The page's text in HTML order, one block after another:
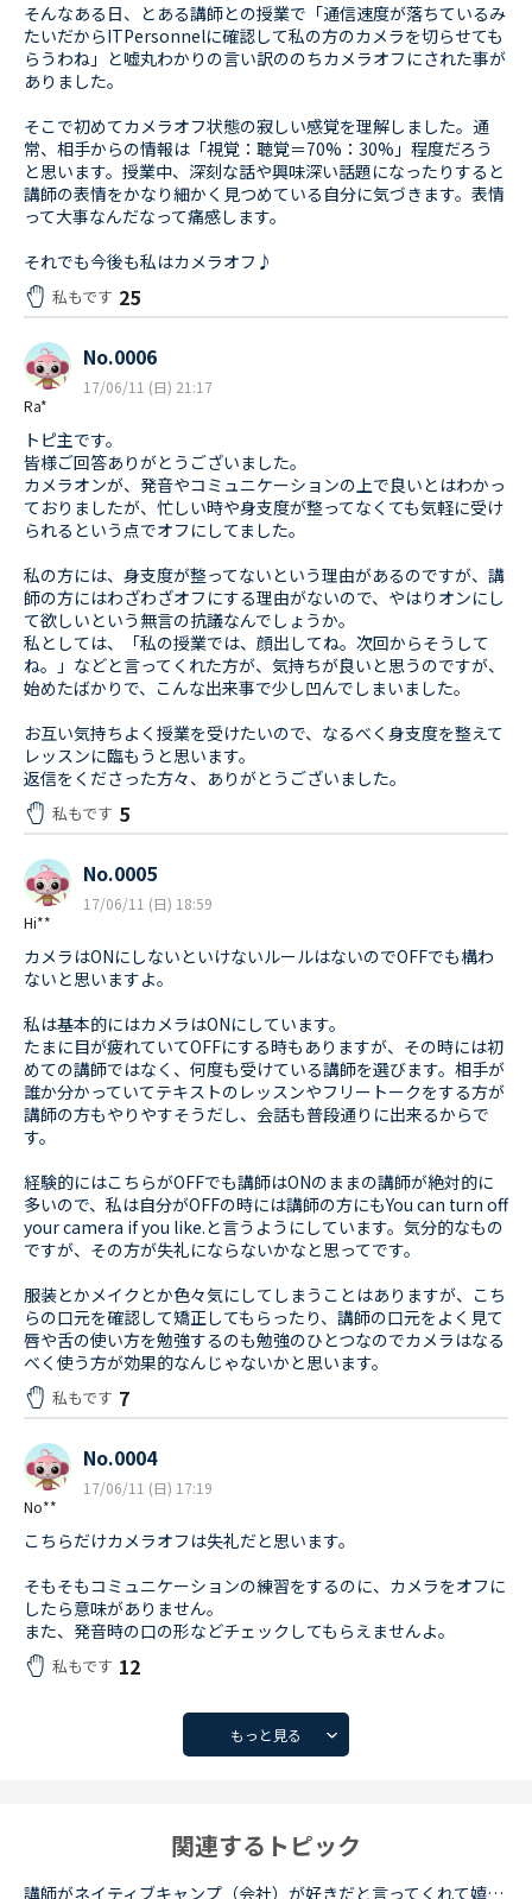
そんなある日、とある講師との授業で「通信速度が落ちているみ
たいだからITPersonnelに確認して私の方のカメラを切らせても
らうわね」と嘘丸わかりの言い訳ののちカメラオフにされた事が
ありました。
そこで初めてカメラオフ状態の寂しい感覚を理解しました。通
常、相手からの情報は「視覚：聴覚＝70%：30%」程度だろう
と思います。授業中、深刻な話や興味深い話題になったりすると
講師の表情をかなり細かく見つめている自分に気づきます。表情
って大事なんだなって痛感します。
それでも今後も私はカメラオフ♪
私もです 25
Ra*
No.0006
17/06/11 (日) 21:17
トピ主です。
皆様ご回答ありがとうございました。
カメラオンが、発音やコミュニケーションの上で良いとはわかっ
ておりましたが、忙しい時や身支度が整ってなくても気軽に受け
られるという点でオフにしてました。
私の方には、身支度が整ってないという理由があるのですが、講
師の方にはわざわざオフにする理由がないので、やはりオンにし
て欲しいという無言の抗議なんでしょうか。
私としては、「私の授業では、顔出してね。次回からそうして
ね。」などと言ってくれた方が、気持ちが良いと思うのですが、
始めたばかりで、こんな出来事で少し凹んでしまいました。
お互い気持ちよく授業を受けたいので、なるべく身支度を整えて
レッスンに臨もうと思います。
返信をくださった方々、ありがとうございました。
私もです 5
Hi**
No.0005
17/06/11 (日) 18:59
カメラはONにしないといけないルールはないのでOFFでも構わ
ないと思いますよ。
私は基本的にはカメラはONにしています。
たまに目が疲れていてOFFにする時もありますが、その時には初
めての講師ではなく、何度も受けている講師を選びます。相手が
誰か分かっていてテキストのレッスンやフリートークをする方が
講師の方もやりやすそうだし、会話も普段通りに出来るからで
す。
経験的にはこちらがOFFでも講師はONのままの講師が絶対的に
多いので、私は自分がOFFの時には講師の方にもYou can turn off
your camera if you like.と言うようにしています。気分的なもの
ですが、その方が失礼にならないかなと思ってです。
服装とかメイクとか色々気にしてしまうことはありますが、こち
らの口元を確認して矯正してもらったり、講師の口元をよく見て
唇や舌の使い方を勉強するのも勉強のひとつなのでカメラはなる
べく使う方が効果的なんじゃないかと思います。
私もです 7
No**
No.0004
17/06/11 (日) 17:19
こちらだけカメラオフは失礼だと思います。
そもそもコミュニケーションの練習をするのに、カメラをオフに
したら意味がありません。
また、発音時の口の形などチェックしてもらえませんよ。
私もです 12
もっと見る
関連するトピック
講師がネイティブキャンプ（会社）が好きだと言ってくれて嬉しかったです。ネイティブキャンプに入会してから５ケ月の間お世話になっている大好きな講師が言うにはネイティブキャンプはこれまで働いたESL（第二言...